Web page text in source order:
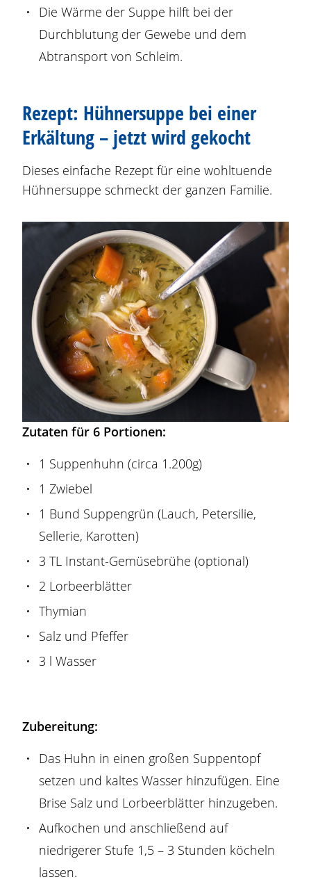
Die Wärme der Suppe hilft bei der
Durchblutung der Gewebe und dem
Abtransport von Schleim.
Rezept: Hühnersuppe bei einer
Erkältung – jetzt wird gekocht
Dieses einfache Rezept für eine wohltuende
Hühnersuppe schmeckt der ganzen Familie.
Zutaten für 6 Portionen:
1 Suppenhuhn (circa 1.200g)
1 Zwiebel
1 Bund Suppengrün (Lauch, Petersilie,
Sellerie, Karotten)
3 TL Instant-Gemüsebrühe (optional)
2 Lorbeerblätter
Thymian
Salz und Pfeffer
3 l Wasser
Zubereitung:
Das Huhn in einen großen Suppentopf
setzen und kaltes Wasser hinzufügen. Eine
Brise Salz und Lorbeerblätter hinzugeben.
Aufkochen und anschließend auf
niedrigerer Stufe 1,5 – 3 Stunden köcheln
lassen.